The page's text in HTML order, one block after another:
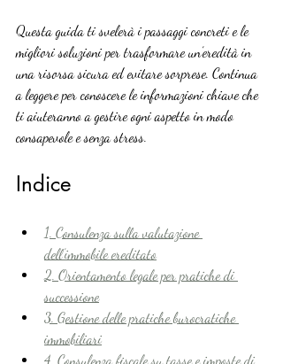
Questa guida ti svelerà i passaggi concreti e le
migliori soluzioni per trasformare un’eredità in
una risorsa sicura ed evitare sorprese. Continua
a leggere per conoscere le informazioni chiave che
ti aiuteranno a gestire ogni aspetto in modo
consapevole e senza stress.
Indice
1. Consulenza sulla valutazione
dell’immobile ereditato
2. Orientamento legale per pratiche di
successione
3. Gestione delle pratiche burocratiche
immobiliari
4. Consulenza fiscale su tasse e imposte di